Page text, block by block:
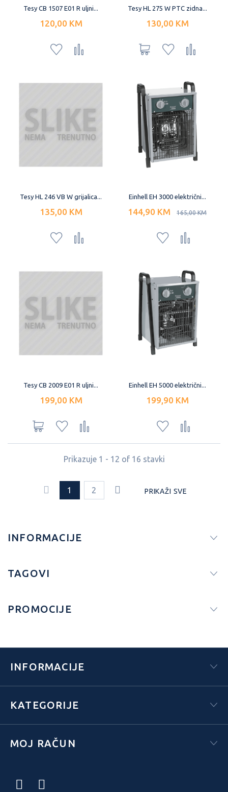
Tesy CB 1507 E01 R uljni...
120,00 KM
Tesy HL 275 W PTC zidna...
130,00 KM
Tesy HL 246 VB W grijalica...
135,00 KM
Einhell EH 3000 električni...
144,90 KM 165,00 KM
Tesy CB 2009 E01 R uljni...
199,00 KM
Einhell EH 5000 električni...
199,90 KM
Prikazuje 1 - 12 of 16 stavki
1 2 PRIKAŽI SVE
INFORMACIJE
TAGOVI
PROMOCIJE
INFORMACIJE
KATEGORIJE
MOJ RAČUN